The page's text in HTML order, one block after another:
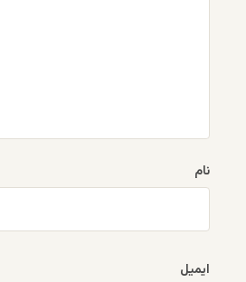
نام
ایمیل